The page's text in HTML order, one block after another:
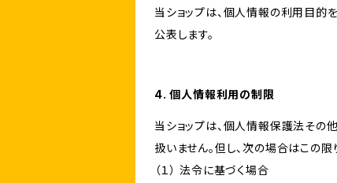
当ショップは、個人情報の利用目的
公表します。
4. 個人情報利用の制限
当ショップは、個人情報保護法その
扱いません。但し、次の場合はこの限
（１） 法令に基づく場合